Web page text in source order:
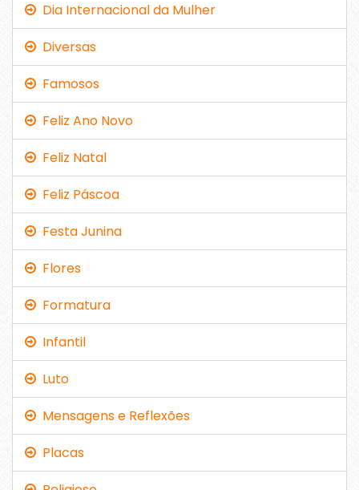
Dia Internacional da Mulher
Diversas
Famosos
Feliz Ano Novo
Feliz Natal
Feliz Páscoa
Festa Junina
Flores
Formatura
Infantil
Luto
Mensagens e Reflexões
Placas